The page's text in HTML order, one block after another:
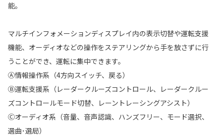
能。
マルチインフォメーションディスプレイ内の表示切替や運転支援
機能、オーディオなどの操作をステアリングから手を放さずに行
うことができ、運転に集中できます。
Ⓐ情報操作系（4方向スイッチ、戻る）
Ⓑ運転支援系（レーダークルーズコントロール、レーダークルー
ズコントロールモード切替、レーントレーシングアシスト）
Ⓒオーディオ系（音量、音声認識、ハンズフリー、モード選択、
選曲･選局）